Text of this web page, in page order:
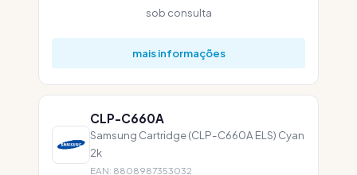
sob consulta
mais informações
CLP-C660A
Samsung Cartridge (CLP-C660A ELS) Cyan
2k
EAN: 8808987353032